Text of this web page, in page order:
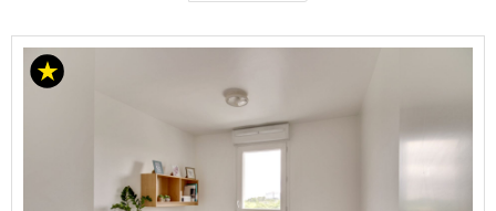
ACHAT
APPARTEMENT
ILE-